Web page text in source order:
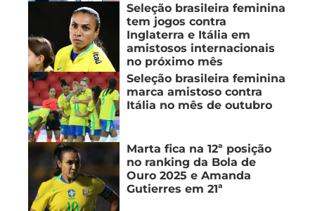
Seleção brasileira feminina
tem jogos contra
Inglaterra e Itália em
amistosos internacionais
no próximo mês
Seleção brasileira feminina
marca amistoso contra
Itália no mês de outubro
Marta fica na 12ª posição
no ranking da Bola de
Ouro 2025 e Amanda
Gutierres em 21ª